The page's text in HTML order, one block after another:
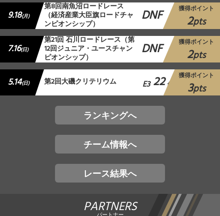
9.18(月)
第8回南魚沼ロードレース
（経済産業大臣旗ロードチャ
ンピオンシップ） DNF 獲得ポイント
2pts
7.16(日)
第21回 石川ロードレース（第
12回ジュニア・ユースチャン
ピオンシップ） DNF 獲得ポイント
2pts
5.14(日) 第2回大磯クリテリウム E3 22 位
獲得ポイント
3pts
ランキングへ
チーム情報へ
レース結果へ
PARTNERS
パートナー